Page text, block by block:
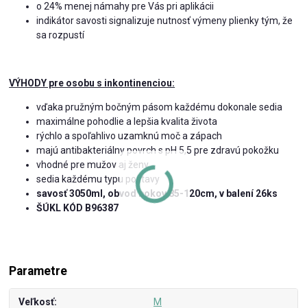
o 24% menej námahy pre Vás pri aplikácii
indikátor savosti signalizuje nutnosť výmeny plienky tým, že
sa rozpustí
VÝHODY pre osobu s inkontinenciou:
vďaka pružným bočným pásom každému dokonale sedia
maximálne pohodlie a lepšia kvalita života
rýchlo a spoľahlivo uzamknú moč a zápach
majú antibakteriálny povrch s pH 5,5 pre zdravú pokožku
vhodné pre mužov aj ženy
sedia každému typu postavy
savosť 3050ml, obvod bokov 85-120cm, v balení 26ks
ŠÚKL KÓD B96387
Parametre
Veľkosť M